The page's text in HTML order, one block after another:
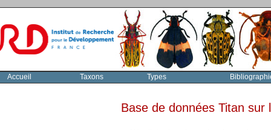
Accueil Taxons Types
Base de données Titan